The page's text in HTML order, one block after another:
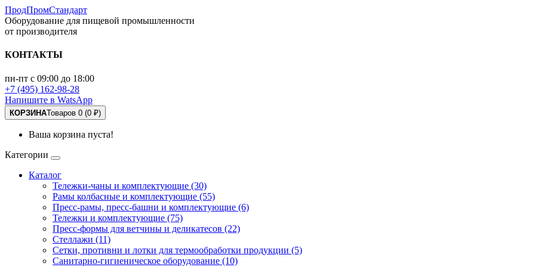
ПродПромСтандарт
Оборудование для пищевой промышленности
от производителя
КОНТАКТЫ
пн-пт с 09:00 до 18:00
+7 (495) 162-98-28
Напишите в WatsApp
КОРЗИНАТоваров 0 (0 ₽)
Ваша корзина пуста!
Категории
Каталог
Тележки-чаны и комплектующие (30)
Рамы колбасные и комплектующие (55)
Пресс-рамы, пресс-башни и комплектующие (6)
Тележки и комплектующие (75)
Пресс-формы для ветчины и деликатесов (22)
Стеллажи (11)
Сетки, противни и лотки для термообработки продукции (5)
Санитарно-гигиеническое оборудование (10)